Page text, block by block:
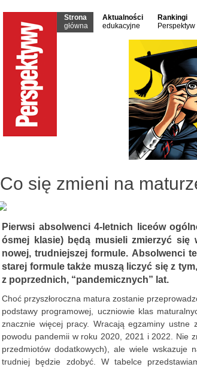
Strona
główna
Aktualności
edukacyjne
Rankingi
Perspektyw
Co się zmieni na
Pierwsi absolwenci 4-letnich liceów
ósmej klasie) będą musieli zmierzyć się
nowej, trudniejszej formule. Absolwenci
starej formule także muszą liczyć się z
z poprzednich, “pandemicznych” lat.
Choć przyszłoroczna matura zostanie
podstawy programowej, uczniowie klas
znacznie więcej pracy. Wracają egzaminy
powodu pandemii w roku 2020, 2021 i 2022. Nie
przedmiotów dodatkowych), ale wiele
trudniej będzie zdobyć. W tabelce